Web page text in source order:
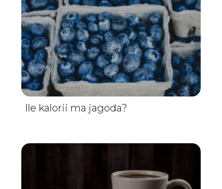
Ile kalorii ma jagoda?